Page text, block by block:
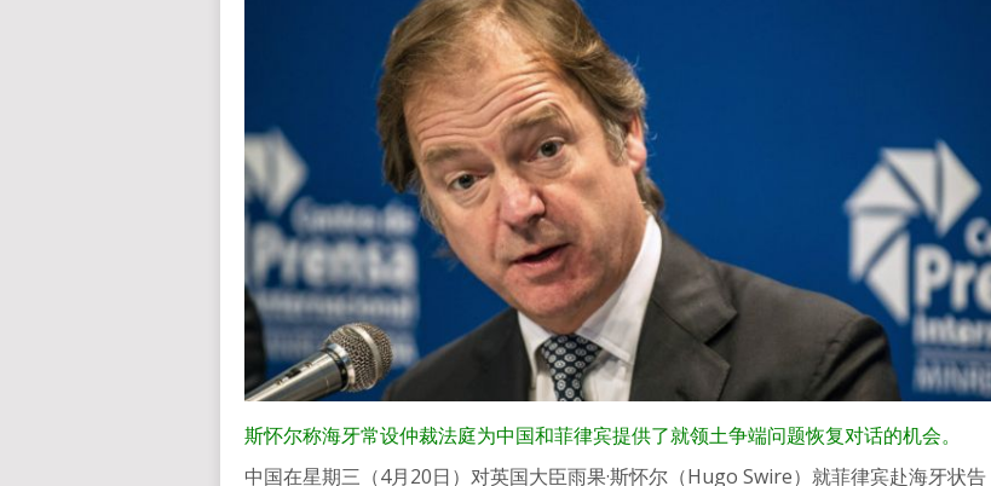
斯怀尔称海牙常设仲裁法庭为中国和菲律宾提供了就领土争端问题恢复对话的机会。
中国在星期三（4月20日）对英国大臣雨果·斯怀尔（Hugo Swire）就菲律宾赴海牙状告